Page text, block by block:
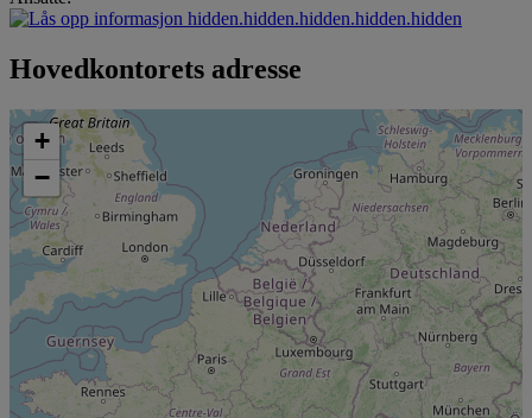
hidden.hidden.hidden.hidden.hidden
Hovedkontorets adresse
+
−